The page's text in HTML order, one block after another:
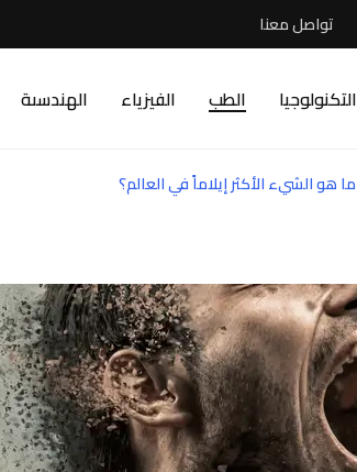
تواصل معنا
التكنولوجيا الطب الفيزياء الهندسىة
ما هو الشيء الأكثر إيلاماً في العالم؟